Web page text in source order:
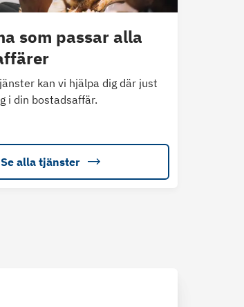
som passar alla
kan vi hjälpa dig där just
i din bostadsaffär.
Se alla tjänster